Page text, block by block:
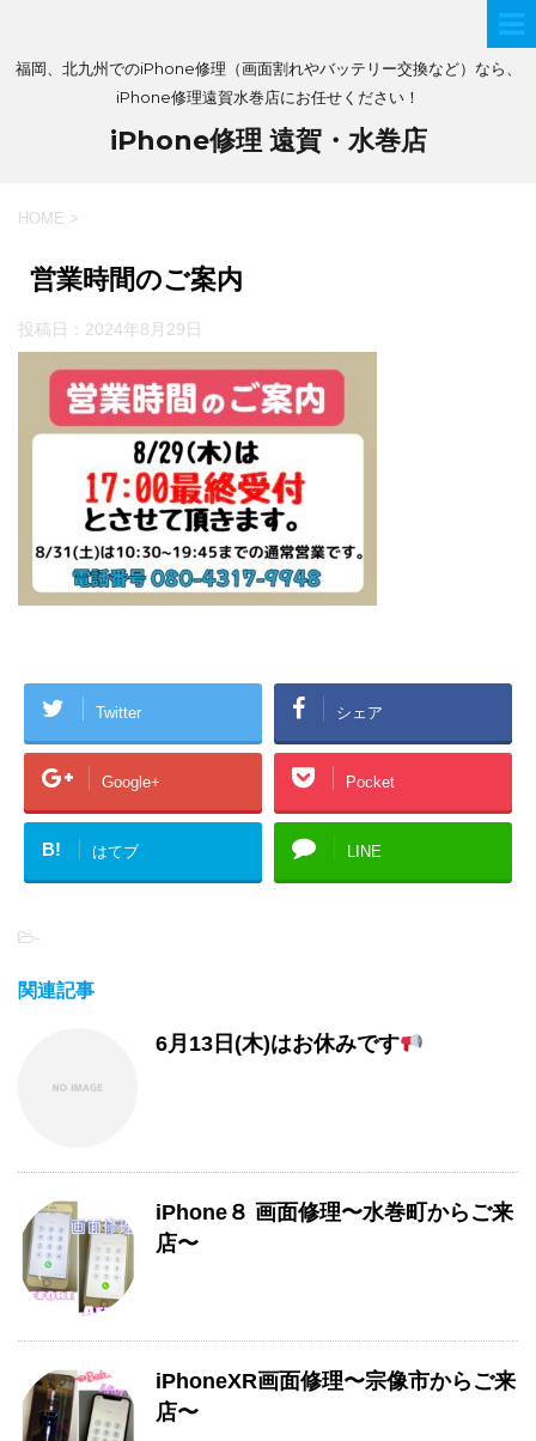
福岡、北九州でのiPhone修理（画面割れやバッテリー交換など）なら、
iPhone修理遠賀水巻店にお任せください！
iPhone修理 遠賀・水巻店
HOME >
営業時間のご案内
投稿日： 2024年8月29日
Twitter シェア
Google+ Pocket
B! はてブ LINE
-
関連記事
6月13日(木)はお休みです
iPhone８ 画面修理〜水巻町からご来
店〜
iPhoneXR画面修理〜宗像市からご来
店〜